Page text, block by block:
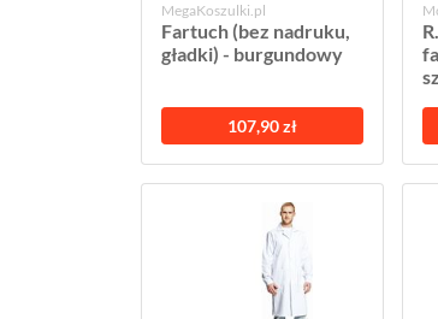
MegaKoszulki.pl
Fartuch (bez nadruku,
gładki) - burgundowy
107,90 zł